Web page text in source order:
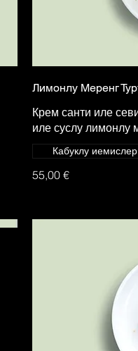
Лимонлу Меренг
Крем санти иле
иле суслу лимонлу
55,00 €
Кабуклу иемислер